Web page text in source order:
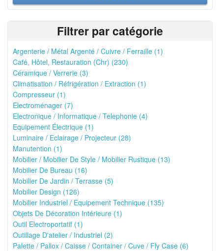
Filtrer par catégorie
Argenterie / Métal Argenté / Cuivre / Ferraille (1)
Café, Hôtel, Restauration (Chr) (230)
Céramique / Verrerie (3)
Climatisation / Réfrigération / Extraction (1)
Compresseur (1)
Electroménager (7)
Electronique / Informatique / Telephonie (4)
Equipement Électrique (1)
Luminaire / Eclairage / Projecteur (28)
Manutention (1)
Mobilier / Mobilier De Style / Mobilier Rustique (13)
Mobilier De Bureau (16)
Mobilier De Jardin / Terrasse (5)
Mobilier Design (126)
Mobilier Industriel / Equipement Technique (135)
Objets De Décoration Intérieure (1)
Outil Electroportatif (1)
Outillage D'atelier / Industriel (2)
Palette / Pallox / Caisse / Container / Cuve / Fly Case (6)